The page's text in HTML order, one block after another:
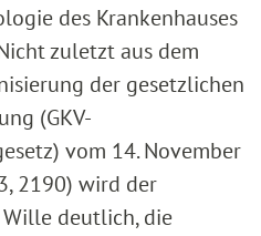
des Krankenhauses
zuletzt aus dem
der gesetzlichen
(GKV-
vom 14. November
2190) wird der
deutlich, die